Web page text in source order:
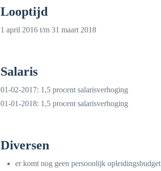
Looptijd
1 april 2016 t/m 31 maart 2018
Salaris
01-02-2017: 1,5 procent salarisverhoging
01-01-2018: 1,5 procent salarisverhoging
Diversen
er komt nog geen persoonlijk opleidingsbudget